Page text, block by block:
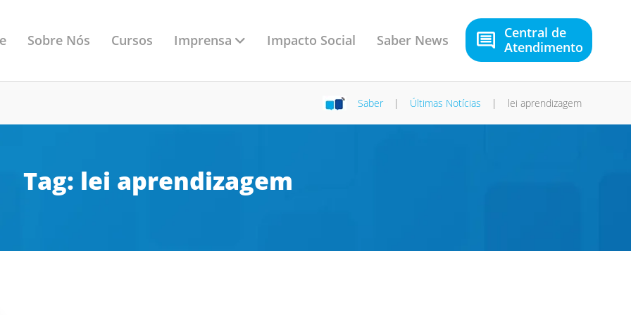
Sobre Nós Cursos Imprensa Impacto Social Saber News
Central de
Atendimento
Saber | Últimas Notícias | lei aprendizagem
Tag: lei aprendizagem